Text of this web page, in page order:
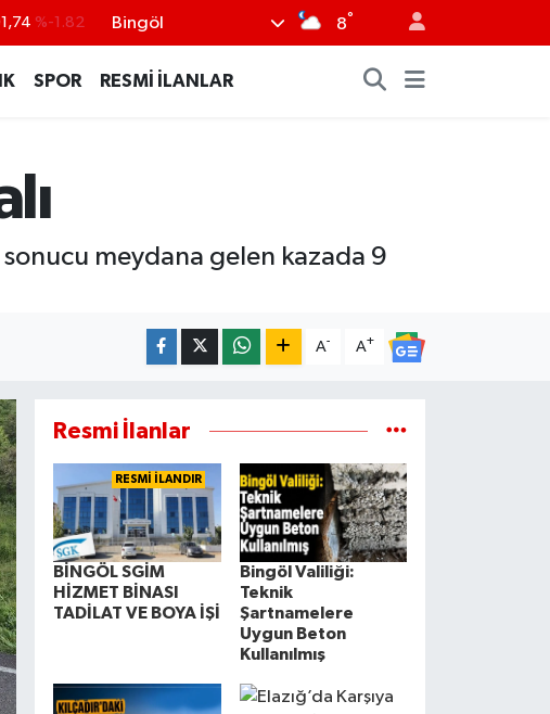
%-1.82 Bingöl 8°
SPOR RESMİ İLANLAR
meydana gelen kazada 9
A- A+
Resmi İlanlar
RESMİ İLANDIR
BİNGÖL SGİM
HİZMET BİNASI
TADİLAT VE BOYA İŞİ
Bingöl Valiliği:
Teknik
Şartnamelere
Uygun Beton
Kullanılmış